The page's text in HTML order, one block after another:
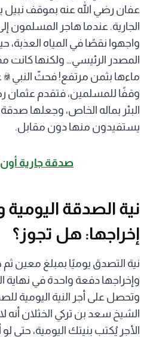
عفان رضي الله عنه بموقف
الجارية. عندما هاجر المسلمون
واجهوا نقصًا في المياه العذبة،
المصدر الرئيسي… ولكنها كانت
ماءها بثمن مرتفع! فحثّ النبي ﷺ
وقفًا للمسلمين، فتقدم عثمان
البئر بماله الخاص، وجعلها
يستفيدون منها دون مقابل.
صدقة جارية أون
نية الصدقة اليومية
إخراجها: هل تجوز؟
نية التصدق يوميًا بمبلغ معين
وإخراجها دفعة واحدة في نهاية
وتحصل على أجر النية اليومية
الشيخ سعد بن تركي الخثلان أنه
الأجر يُكتب بنيتك اليومية، حتى لو